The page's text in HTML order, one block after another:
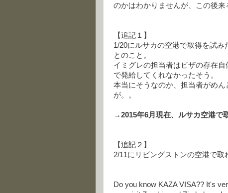
のかはわかりませんが、この後来
【追記１】
1/20にルサカの空港で取得を試
とのこと。
イミグレの担当者はビザの存在
で発給してくれなかったそう。
本当にそうなのか、担当者がめ
が。。
→2015年6月現在、ルサカ空港で
【追記２】
2/11にリビングストンの空港で取
Do you know KAZA VISA?? It's